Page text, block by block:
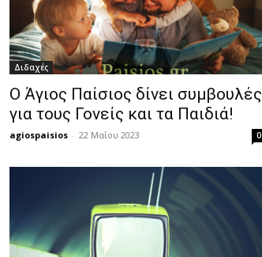
Διδαχές
Ο Άγιος Παίσιος δίνει συμβουλές
για τους Γονείς και τα Παιδιά!
agiospaisios - 22 Μαΐου 2023 0